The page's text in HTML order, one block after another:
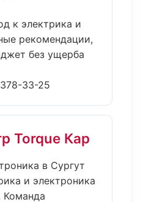
к электрика и
рекомендации,
без ущерба
33-25
Torque Кар
в Сургут
и электроника